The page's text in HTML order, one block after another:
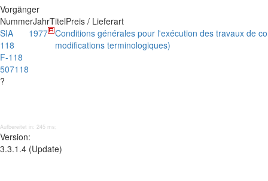
Vorgänger
NummerJahrTitelPreis / Lieferart
SIA
118
F-118
507118
?
1977 Conditions générales pour l'exécution des travaux de
modifications terminologiques)
Aufbereitet in: 245 ms;
Version:
3.3.1.4 (Update)